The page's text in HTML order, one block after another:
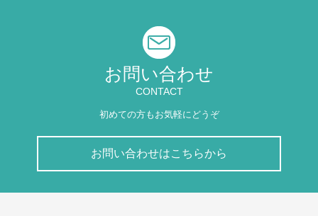
お問い合わせ
CONTACT
初めての方もお気軽にどうぞ
お問い合わせはこちらから